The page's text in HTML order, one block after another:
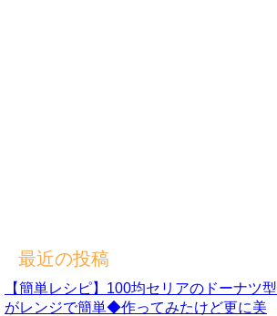
最近の投稿
【簡単レシピ】100均セリアのドーナツ型
がレンジで簡単◆作ってみたけど更に美